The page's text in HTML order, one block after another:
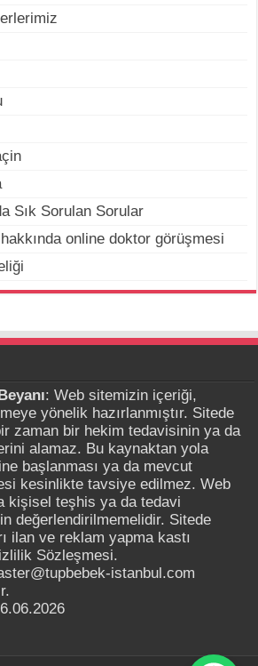
Sık Sorulan Sorular
online doktor görüşmesi
: Web sitemizin içeriği,
yönelik hazırlanmıştır. Sitede
zaman bir hekim tedavisinin ya da
alamaz. Bu kaynaktan yola
başlanması ya da mevcut
kesinlikte tavsiye edilmez. Web
kişisel teşhis ya da tedavi
değerlendirilmemelidir. Sitede
ilan ve reklam yapma kastı
Sözleşmesi.
istanbul.com